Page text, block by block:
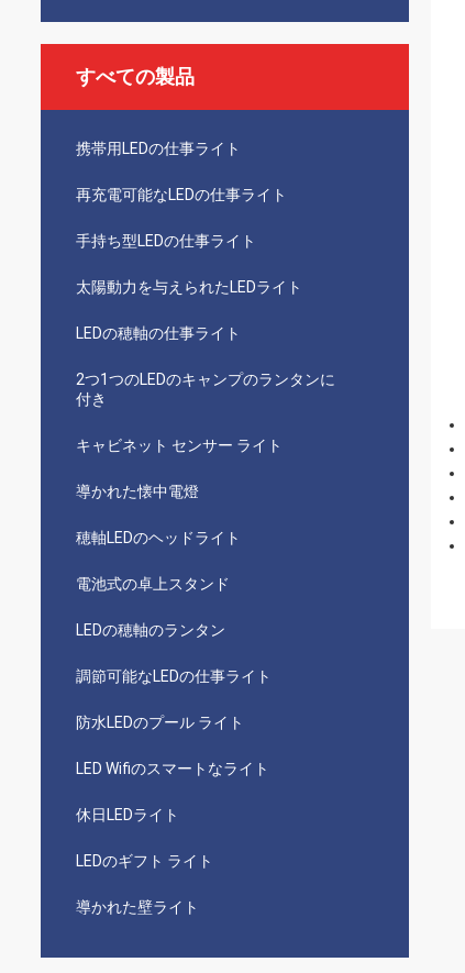
すべての製品
携帯用LEDの仕事ライト
再充電可能なLEDの仕事ライト
手持ち型LEDの仕事ライト
太陽動力を与えられたLEDライト
LEDの穂軸の仕事ライト
2つ1つのLEDのキャンプのランタンに
付き
キャビネット センサー ライト
導かれた懐中電燈
穂軸LEDのヘッドライト
電池式の卓上スタンド
LEDの穂軸のランタン
調節可能なLEDの仕事ライト
防水LEDのプール ライト
LED Wifiのスマートなライト
休日LEDライト
LEDのギフト ライト
導かれた壁ライト